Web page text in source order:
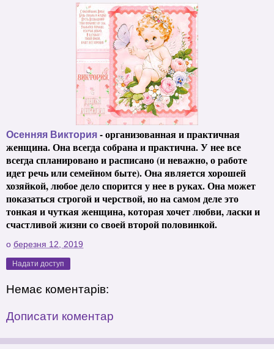
Осенняя Виктория - организованная и практичная
женщина. Она всегда собрана и практична. У нее все
всегда спланировано и расписано (и неважно, о работе
идет речь или семейном быте). Она является хорошей
хозяйкой, любое дело спорится у нее в руках. Она может
показаться строгой и черствой, но на самом деле это
тонкая и чуткая женщина, которая хочет любви, ласки и
счастливой жизни со своей второй половинкой.
о березня 12, 2019
Надати доступ
Немає коментарів:
Дописати коментар